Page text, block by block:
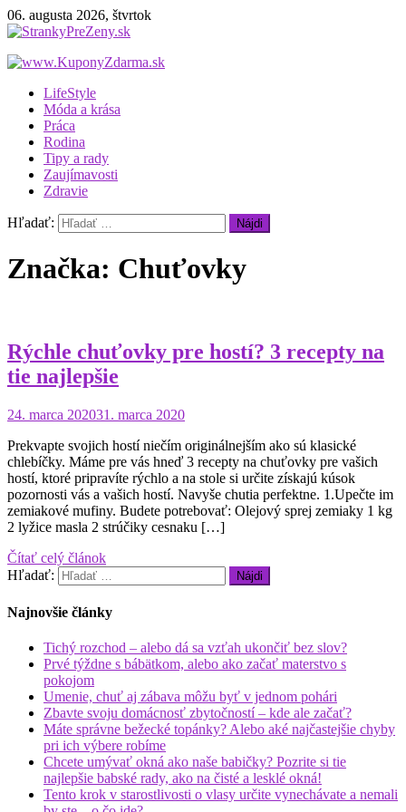
06. augusta 2026, štvrtok
StrankyPreZeny.sk
Webový magazín pre ženy
LifeStyle
Móda a krása
Práca
Rodina
Tipy a rady
Zaujímavosti
Zdravie
Hľadať:
Značka: Chuťovky
Rýchle chuťovky pre hostí? 3 recepty na
tie najlepšie
24. marca 202031. marca 2020
Prekvapte svojich hostí niečím originálnejším ako sú klasické
chlebíčky. Máme pre vás hneď 3 recepty na chuťovky pre vašich
hostí, ktoré pripravíte rýchlo a na stole si určite získajú kúsok
pozornosti vás a vašich hostí. Navyše chutia perfektne. 1.Upečte im
zemiakové mufiny. Budete potrebovať: Olejový sprej zemiaky 1 kg
2 lyžice masla 2 strúčiky cesnaku […]
Čítať celý článok
Hľadať:
Najnovšie články
Tichý rozchod – alebo dá sa vzťah ukončiť bez slov?
Prvé týždne s bábätkom, alebo ako začať materstvo s
pokojom
Umenie, chuť aj zábava môžu byť v jednom pohári
Zbavte svoju domácnosť zbytočností – kde ale začať?
Máte správne bežecké topánky? Alebo aké najčastejšie chyby
pri ich výbere robíme
Chcete umývať okná ako naše babičky? Pozrite si tie
najlepšie babské rady, ako na čisté a lesklé okná!
Tento krok v starostlivosti o vlasy určite vynechávate a nemali